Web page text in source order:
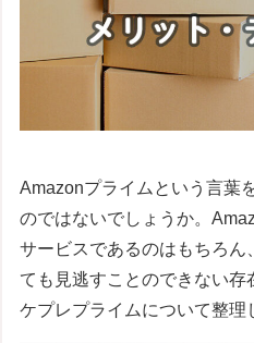
Amazonプライムという言葉
のではないでしょうか。
サービスであるのはもちろん
ても見逃すことのできない
ケプレプライムについて整理